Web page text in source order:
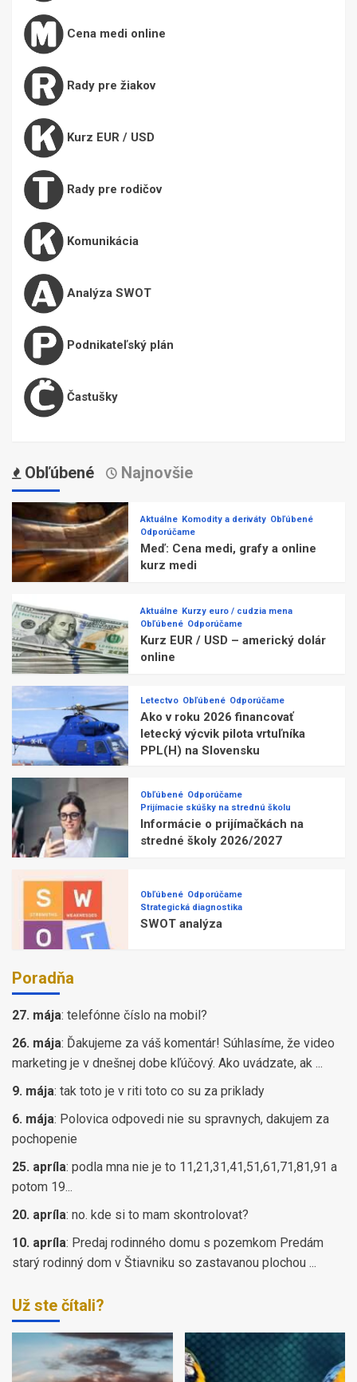
Cena medi online
Rady pre žiakov
Kurz EUR / USD
Rady pre rodičov
Komunikácia
Analýza SWOT
Podnikateľský plán
Častušky
Obľúbené Najnovšie
Aktuálne Komodity a deriváty Obľúbené
Odporúčame
Meď: Cena medi, grafy a online
kurz medi
Aktuálne Kurzy euro / cudzia mena
Obľúbené Odporúčame
Kurz EUR / USD – americký dolár
online
Letectvo Obľúbené Odporúčame
Ako v roku 2026 financovať
letecký výcvik pilota vrtuľníka
PPL(H) na Slovensku
Obľúbené Odporúčame
Prijímacie skúšky na strednú školu
Informácie o prijímačkách na
stredné školy 2026/2027
Obľúbené Odporúčame
Strategická diagnostika
SWOT analýza
Poradňa
27. mája: telefónne číslo na mobil?
26. mája: Ďakujeme za váš komentár! Súhlasíme, že video
marketing je v dnešnej dobe kľúčový. Ako uvádzate, ak ...
9. mája: tak toto je v riti toto co su za priklady
6. mája: Polovica odpovedi nie su spravnych, dakujem za
pochopenie
25. apríla: podla mna nie je to 11,21,31,41,51,61,71,81,91 a
potom 19...
20. apríla: no. kde si to mam skontrolovat?
10. apríla: Predaj rodinného domu s pozemkom Predám
starý rodinný dom v Štiavniku so zastavanou plochou ...
Už ste čítali?